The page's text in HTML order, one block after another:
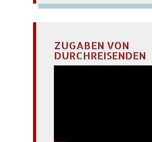
ZUGABEN VON
DURCHREISENDEN